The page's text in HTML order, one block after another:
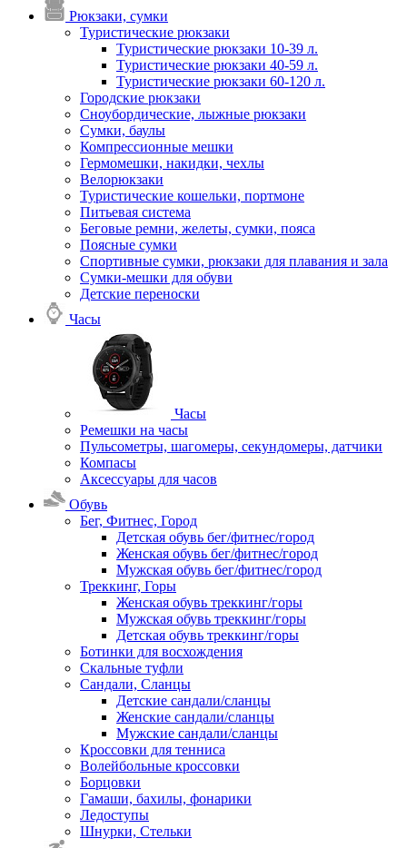
Рюкзаки, сумки
Туристические рюкзаки
Туристические рюкзаки 10-39 л.
Туристические рюкзаки 40-59 л.
Туристические рюкзаки 60-120 л.
Городские рюкзаки
Сноубордические, лыжные рюкзаки
Сумки, баулы
Компрессионные мешки
Гермомешки, накидки, чехлы
Велорюкзаки
Туристические кошельки, портмоне
Питьевая система
Беговые ремни, желеты, сумки, пояса
Поясные сумки
Спортивные сумки, рюкзаки для плавания и зала
Сумки-мешки для обуви
Детские переноски
Часы
Часы
Ремешки на часы
Пульсометры, шагомеры, секундомеры, датчики
Компасы
Аксессуары для часов
Обувь
Бег, Фитнес, Город
Детская обувь бег/фитнес/город
Женская обувь бег/фитнес/город
Мужская обувь бег/фитнес/город
Треккинг, Горы
Женская обувь треккинг/горы
Мужская обувь треккинг/горы
Детская обувь треккинг/горы
Ботинки для восхождения
Скальные туфли
Сандали, Сланцы
Детские сандали/сланцы
Женские сандали/сланцы
Мужские сандали/сланцы
Кроссовки для тенниса
Волейбольные кроссовки
Борцовки
Гамаши, бахилы, фонарики
Ледоступы
Шнурки, Стельки